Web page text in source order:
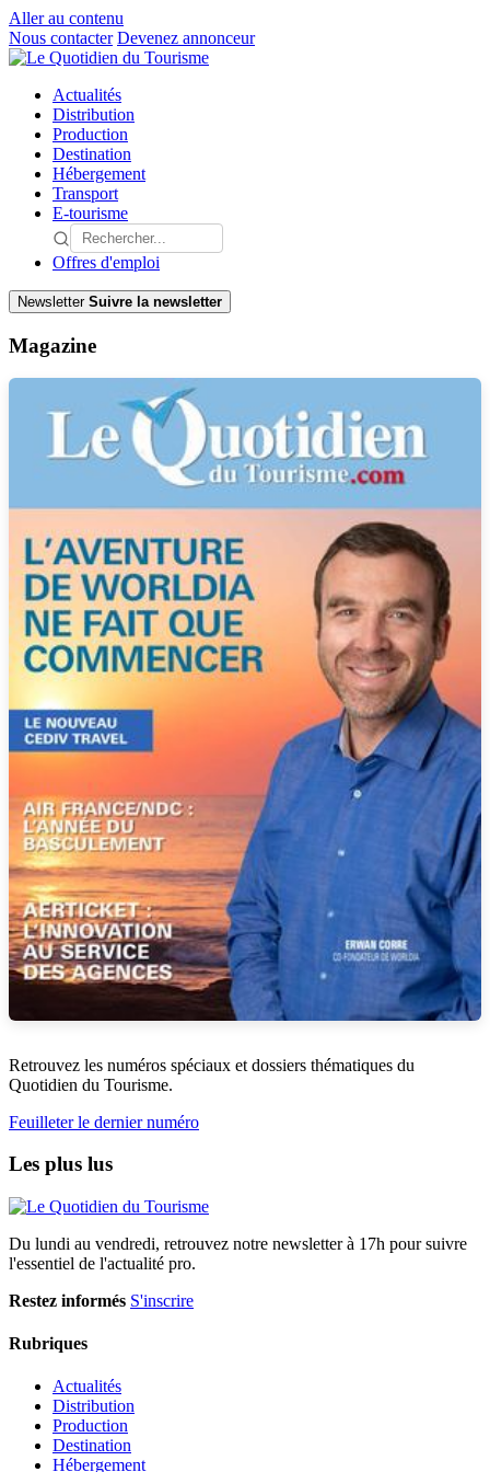
Aller au contenu
Nous contacter Devenez annonceur
Actualités
Distribution
Production
Destination
Hébergement
Transport
E-tourisme
Offres d'emploi
Newsletter Suivre la newsletter
Magazine
Retrouvez les numéros spéciaux et dossiers thématiques du
Quotidien du Tourisme.
Feuilleter le dernier numéro
Les plus lus
Du lundi au vendredi, retrouvez notre newsletter à 17h pour suivre
l'essentiel de l'actualité pro.
Restez informés S'inscrire
Rubriques
Actualités
Distribution
Production
Destination
Hébergement